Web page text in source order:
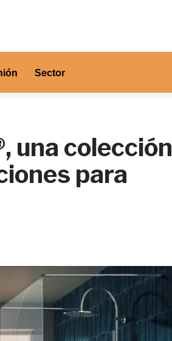
Sector
una colección
para